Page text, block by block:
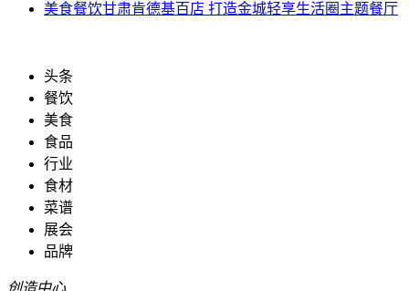
美食餐饮甘肃肯德基百店 打造金城轻享生活圈主题餐厅
头条
餐饮
美食
食品
行业
食材
菜谱
展会
品牌